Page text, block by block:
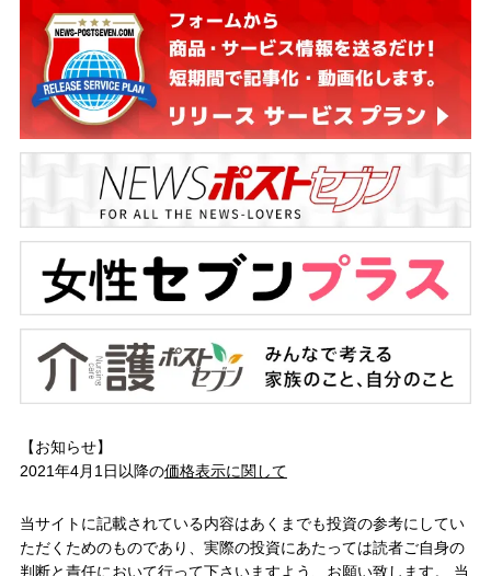
【お知らせ】
2021年4月1日以降の価格表示に関して
当サイトに記載されている内容はあくまでも投資の参考にしてい
ただくためのものであり、実際の投資にあたっては読者ご自身の
判断と責任において行って下さいますよう、お願い致します。 当